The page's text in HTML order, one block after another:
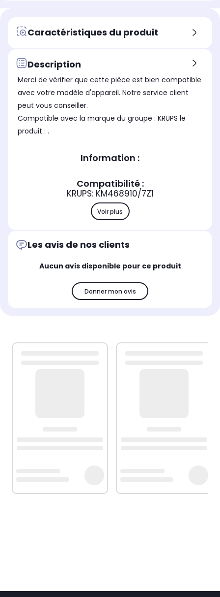
Caractéristiques du produit
Description
Merci de vérifier que cette pièce est bien compatible
avec votre modèle d'appareil. Notre service client
peut vous conseiller.
Compatible avec la marque du groupe : KRUPS le
produit : .
Information :
Compatibilité :
KRUPS: KM468910/7Z1
Voir plus
Les avis de nos clients
Aucun avis disponible pour ce produit
Donner mon avis